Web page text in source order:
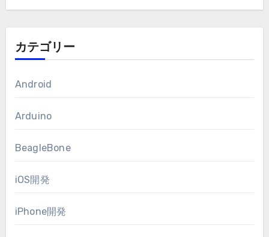
カテゴリー
Android
Arduino
BeagleBone
iOS開発
iPhone開発